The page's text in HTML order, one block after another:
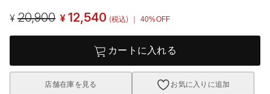
¥ 20,900 ¥ 12,540 (税込) ｜ 40%OFF
カートに入れる
店舗在庫を見る お気に入りに追加